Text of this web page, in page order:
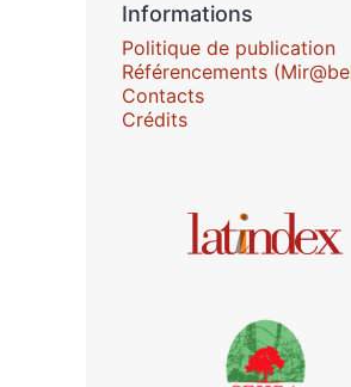
Informations
Politique de publication
Référencements
Contacts
Crédits
Affiliations/partenaires